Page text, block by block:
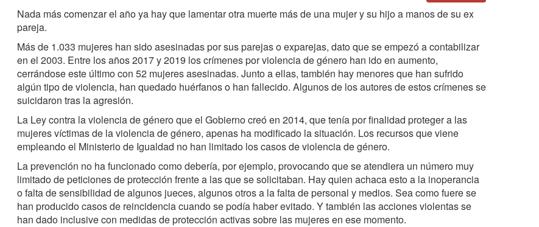
Nada más comenzar el año ya hay que lamentar otra muerte más de una mujer y su hijo a manos de su ex
pareja.
Más de 1.033 mujeres han sido asesinadas por sus parejas o exparejas, dato que se empezó a contabilizar
en el 2003. Entre los años 2017 y 2019 los crímenes por violencia de género han ido en aumento,
cerrándose este último con 52 mujeres asesinadas. Junto a ellas, también hay menores que han sufrido
algún tipo de violencia, han quedado huérfanos o han fallecido. Algunos de los autores de estos crímenes se
suicidaron tras la agresión.
La Ley contra la violencia de género que el Gobierno creó en 2014, que tenía por finalidad proteger a las
mujeres víctimas de la violencia de género, apenas ha modificado la situación. Los recursos que viene
empleando el Ministerio de Igualdad no han limitado los casos de violencia de género.
La prevención no ha funcionado como debería, por ejemplo, provocando que se atendiera un número muy
limitado de peticiones de protección frente a las que se solicitaban. Hay quien achaca esto a la inoperancia
o falta de sensibilidad de algunos jueces, algunos otros a la falta de personal y medios. Sea como fuere se
han producido casos de reincidencia cuando se podía haber evitado. Y también las acciones violentas se
han dado inclusive con medidas de protección activas sobre las mujeres en ese momento.